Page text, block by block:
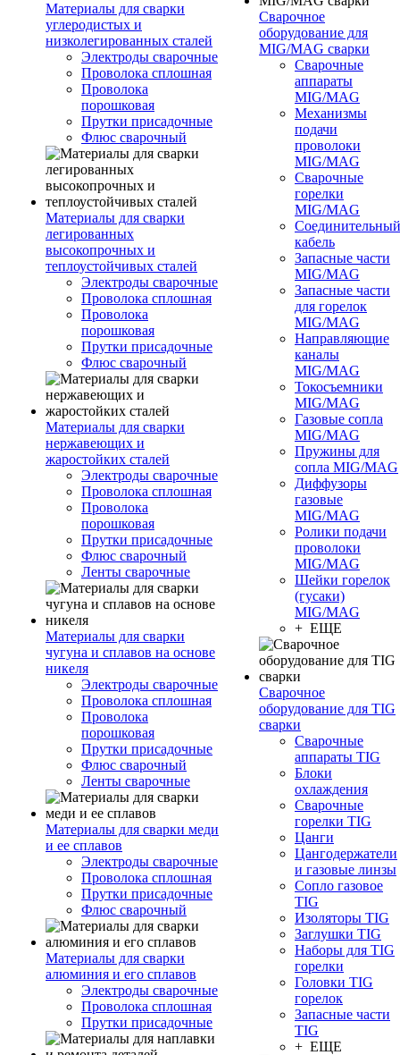
Материалы для сварки
углеродистых и
низколегированных сталей
Электроды сварочные
Проволока сплошная
Проволока
порошковая
Прутки присадочные
Флюс сварочный
Материалы для сварки
легированных
высокопрочных и
теплоустойчивых сталей
Электроды сварочные
Проволока сплошная
Проволока
порошковая
Прутки присадочные
Флюс сварочный
Материалы для сварки
нержавеющих и
жаростойких сталей
Электроды сварочные
Проволока сплошная
Проволока
порошковая
Прутки присадочные
Флюс сварочный
Ленты сварочные
Материалы для сварки
чугуна и сплавов на основе
никеля
Электроды сварочные
Проволока сплошная
Проволока
порошковая
Прутки присадочные
Флюс сварочный
Ленты сварочные
Материалы для сварки меди
и ее сплавов
Электроды сварочные
Проволока сплошная
Прутки присадочные
Флюс сварочный
Материалы для сварки
алюминия и его сплавов
Электроды сварочные
Проволока сплошная
Прутки присадочные
Сварочное
оборудование для
MIG/MAG сварки
Сварочные
аппараты
MIG/MAG
Механизмы
подачи
проволоки
MIG/MAG
Сварочные
горелки
MIG/MAG
Соединительный
кабель
Запасные части
MIG/MAG
Запасные части
для горелок
MIG/MAG
Направляющие
каналы
MIG/MAG
Токосъемники
MIG/MAG
Газовые сопла
MIG/MAG
Пружины для
сопла MIG/MAG
Диффузоры
газовые
MIG/MAG
Ролики подачи
проволоки
MIG/MAG
Шейки горелок
(гусаки)
MIG/MAG
+ ЕЩЕ
Сварочное
оборудование для TIG
сварки
Сварочные
аппараты TIG
Блоки
охлаждения
Сварочные
горелки TIG
Цанги
Цангодержатели
и газовые линзы
Сопло газовое
TIG
Изоляторы TIG
Заглушки TIG
Наборы для TIG
горелки
Головки TIG
горелок
Запасные части
TIG
+ ЕЩЕ